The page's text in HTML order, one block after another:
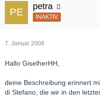
petra
INAKTIV
7. Januar 2008
Hallo GiselherHH,
deine Beschreibung erinnert
di Stefano, die wir in den